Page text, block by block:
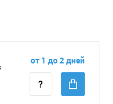
от 1 до 2 дней